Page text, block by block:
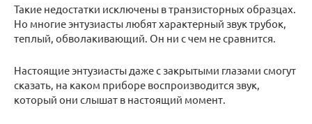
Такие недостатки исключены в транзисторных образцах.
Но многие энтузиасты любят характерный звук трубок,
теплый, обволакивающий. Он ни с чем не сравнится.
Настоящие энтузиасты даже с закрытыми глазами смогут
сказать, на каком приборе воспроизводится звук,
который они слышат в настоящий момент.